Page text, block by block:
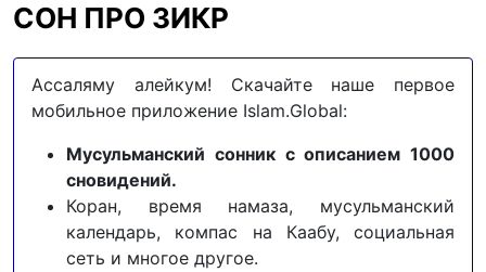
СОН ПРО ЗИКР
Ассаляму алейкум! Скачайте наше первое
мобильное приложение Islam.Global:
Мусульманский сонник с описанием 1000
сновидений.
Коран, время намаза, мусульманский
календарь, компас на Каабу, социальная
сеть и многое другое.